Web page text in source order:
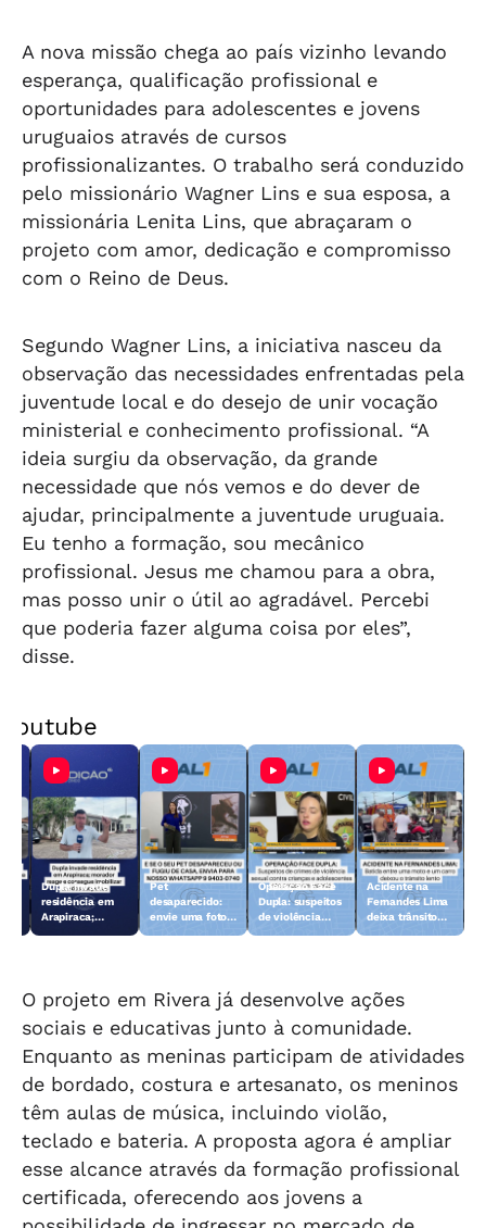
A nova missão chega ao país vizinho levando
esperança, qualificação profissional e
oportunidades para adolescentes e jovens
uruguaios através de cursos
profissionalizantes. O trabalho será conduzido
pelo missionário Wagner Lins e sua esposa, a
missionária Lenita Lins, que abraçaram o
projeto com amor, dedicação e compromisso
com o Reino de Deus.
Segundo Wagner Lins, a iniciativa nasceu da
observação das necessidades enfrentadas pela
juventude local e do desejo de unir vocação
ministerial e conhecimento profissional. “A
ideia surgiu da observação, da grande
necessidade que nós vemos e do dever de
ajudar, principalmente a juventude uruguaia.
Eu tenho a formação, sou mecânico
profissional. Jesus me chamou para a obra,
mas posso unir o útil ao agradável. Percebi
que poderia fazer alguma coisa por eles”,
disse.
Dupla invade
residência em
Arapiraca;
Pet
desaparecido:
envie uma foto
Operação Face
Dupla: suspeitos
de violência
Acidente na
Fernandes Lima
deixa trânsito
O projeto em Rivera já desenvolve ações
sociais e educativas junto à comunidade.
Enquanto as meninas participam de atividades
de bordado, costura e artesanato, os meninos
têm aulas de música, incluindo violão,
teclado e bateria. A proposta agora é ampliar
esse alcance através da formação profissional
certificada, oferecendo aos jovens a